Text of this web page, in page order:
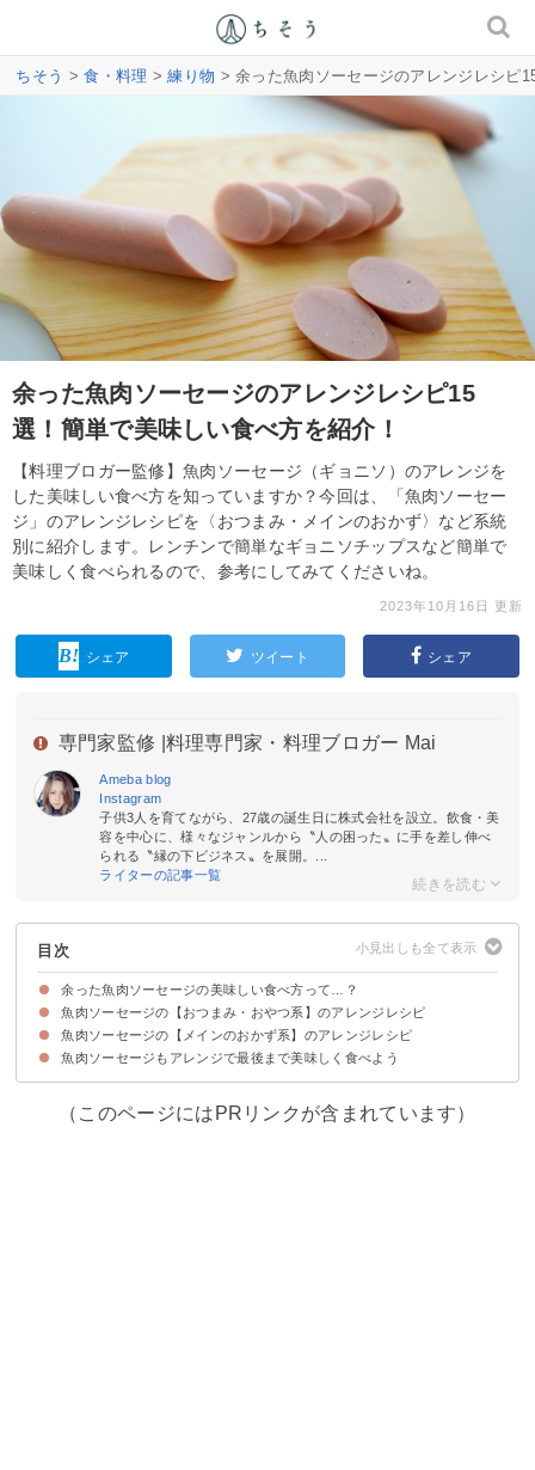
ちそう >食・料理 >練り物 > 余った魚肉ソーセージのアレンジレシピ
余った魚肉ソーセージのアレンジレシピ15
選！簡単で美味しい食べ方を紹介！
【料理ブロガー監修】魚肉ソーセージ（ギョニソ）のアレンジを
した美味しい食べ方を知っていますか？今回は、「魚肉ソーセー
ジ」のアレンジレシピを〈おつまみ・メインのおかず〉など系統
別に紹介します。レンチンで簡単なギョニソチップスなど簡単で
美味しく食べられるので、参考にしてみてくださいね。
2023年10月16日 更新
シェア ツイート シェア
専門家監修 | 料理専門家・料理ブロガー Mai
Ameba blog
Instagram
子供3人を育てながら、27歳の誕生日に株式会社を設立。飲食・美
容を中心に、様々なジャンルから〝人の困った〟に手を差し伸べ
られる〝縁の下ビジネス〟を展開。...
ライターの記事一覧
目次
余った魚肉ソーセージの美味しい食べ方って…？
魚肉ソーセージの【おつまみ・おやつ系】のアレンジレシピ
①アレンジ人気1位！ギョニソチップス
②魚肉ソーセージの海苔巻き
③魚肉ソーセージとマヨソースのディップ
④魚肉ソーセージのアメリカンドック
⑤魚肉ソーセージのフライ
⑥魚肉ソーセージのズッキーニ巻き
⑦魚肉ソーセージのピカタ風
⑧ピリ辛魚肉ソーセージ
⑨ギョニソとイワシ缶のわさび醤油炒め
魚肉ソーセージの【メインのおかず系】のアレンジレシピ
⑩無限ピーマンと魚肉ソーセージ
⑪ギョニソのアスパラ卵炒め
⑫ナスと魚肉ソーセージのケチャップ炒め
⑬魚肉ソーセージとレタス炒め
⑭竹輪と魚肉ソーセージのきんぴら
⑮ギョニソの焼肉のタレ焼き
魚肉ソーセージもアレンジで最後まで美味しく食べよう
（このページにはPRリンクが含まれています）